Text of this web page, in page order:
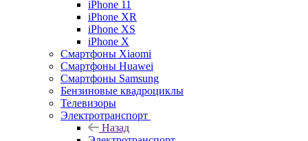
iPhone 11
iPhone XR
iPhone XS
iPhone X
Смартфоны Xiaomi
Смартфоны Huawei
Смартфоны Samsung
Бензиновые квадроциклы
Телевизоры
Электротранспорт
Назад